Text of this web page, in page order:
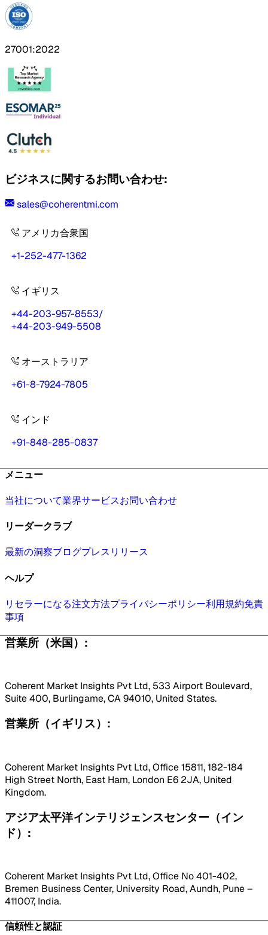
27001:2022
ビジネスに関するお問い合わせ:
sales@coherentmi.com
アメリカ合衆国
+1-252-477-1362
イギリス
+44-203-957-8553/
+44-203-949-5508
オーストラリア
+61-8-7924-7805
インド
+91-848-285-0837
メニュー
当社について業界サービスお問い合わせ
リーダークラブ
最新の洞察ブログプレスリリース
ヘルプ
リセラーになる注文方法プライバシーポリシー利用規約免責
事項
営業所（米国）:
Coherent Market Insights Pvt Ltd, 533 Airport Boulevard,
Suite 400, Burlingame, CA 94010, United States.
営業所（イギリス）:
Coherent Market Insights Pvt Ltd, Office 15811, 182-184
High Street North, East Ham, London E6 2JA, United
Kingdom.
アジア太平洋インテリジェンスセンター（イン
ド）:
Coherent Market Insights Pvt Ltd, Office No 401-402,
Bremen Business Center, University Road, Aundh, Pune –
411007, India.
信頼性と認証